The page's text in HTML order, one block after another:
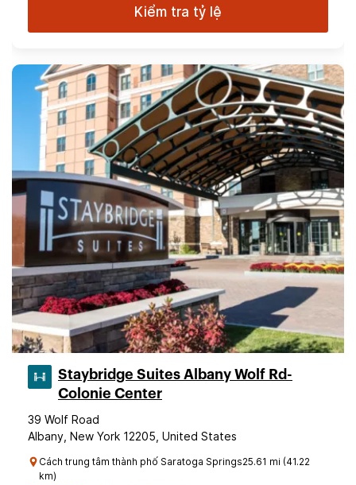
Kiểm tra tỷ lệ
Staybridge Suites Albany Wolf Rd-
Colonie Center
39 Wolf Road
Albany, New York 12205, United States
Cách trung tâm thành phố Saratoga Springs25.61 mi (41.22
km)